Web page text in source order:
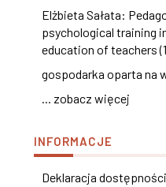
Elżbieta Sałata:
psychological training
education of teachers
gospodarka oparta na
... zobacz więcej
INFORMACJE
Deklaracja dostępności